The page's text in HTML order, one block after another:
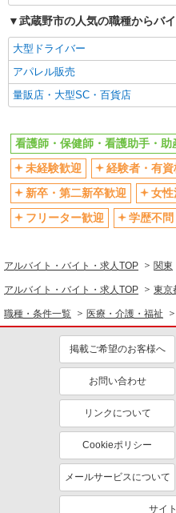
エルダー（50代～）活躍中
高収入・高額
昇給あり
フルタイム歓迎
駅直結・駅チカ
残業少なめ（月20h未満）
社会保険あり
退職金・財形貯蓄制度あり
資格取得支援制度あり
同じ職種から求人を探す
医療・
看護師・保健師・看護助手・助
同じ特徴から求人を探す
未経験歓迎
ボーナス・賞与あり
産休・育休取得実績あり
武蔵野市の人気の職種からバ
大型ドライバー
アパレル販売
量販店・大型SC・百貨店
看護師・保健師・看護助手・助
未経験歓迎
経験者・有資
新卒・第二新卒歓迎
女性
フリーター歓迎
学歴不問
アルバイト・バイト・求人TOP 関東
アルバイト・バイト・求人TOP 東京
職種・条件一覧 医療・介護・福祉
掲載ご希望のお客様へ
お問い合わせ
リンクについて
Cookieポリシー
メールサービスについて
サイ